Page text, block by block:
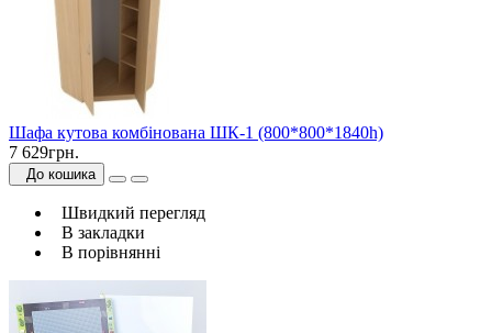
Шафа кутова комбінована ШК-1 (800*800*1840h)
7 629грн.
До кошика
Швидкий перегляд
В закладки
В порівнянні